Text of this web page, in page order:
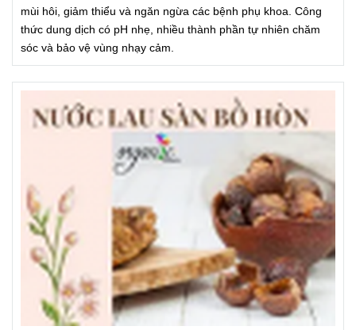
mùi hôi, giảm thiểu và ngăn ngừa các bệnh phụ khoa. Công
thức dung dịch có pH nhẹ, nhiều thành phần tự nhiên chăm
sóc và bảo vệ vùng nhạy cảm.